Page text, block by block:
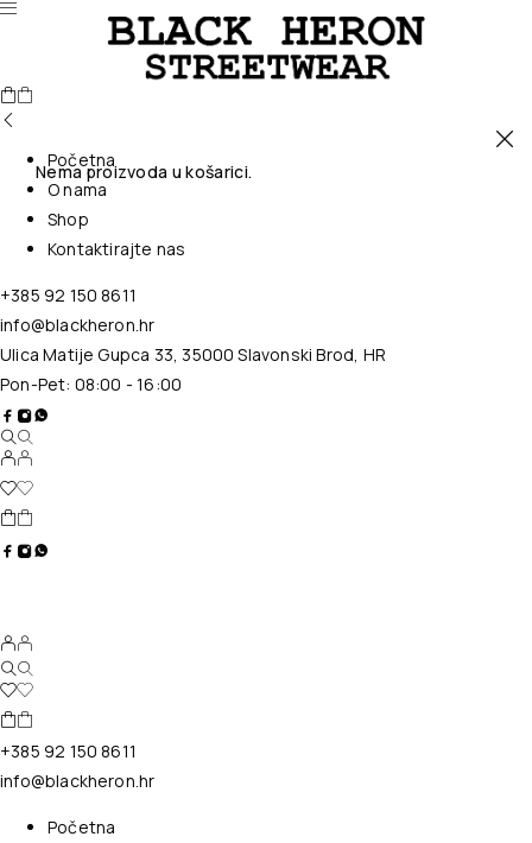
Nema proizvoda u košarici.
Početna
O nama
Shop
Kontaktirajte nas
+385 92 150 8611
info@blackheron.hr
Ulica Matije Gupca 33, 35000 Slavonski Brod, HR
Pon-Pet: 08:00 - 16:00
+385 92 150 8611
info@blackheron.hr
Početna